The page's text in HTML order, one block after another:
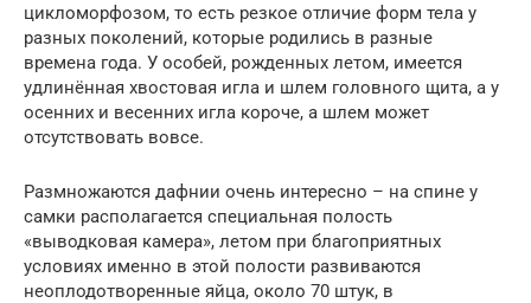
цикломорфозом, то есть резкое отличие форм тела у
разных поколений, которые родились в разные
времена года. У особей, рожденных летом, имеется
удлинённая хвостовая игла и шлем головного щита, а у
осенних и весенних игла короче, а шлем может
отсутствовать вовсе.
Размножаются дафнии очень интересно – на спине у
самки располагается специальная полость
«выводковая камера», летом при благоприятных
условиях именно в этой полости развиваются
неоплодотворенные яйца, около 70 штук, в